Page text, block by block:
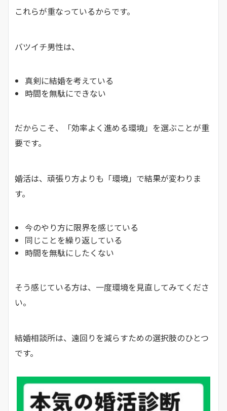
これらが重なっているからです。
バツイチ男性は、
真剣に結婚を考えている
時間を無駄にできない
だからこそ、「効率よく進める環境」を選ぶことが重
要です。
婚活は、頑張り方よりも「環境」で結果が変わりま
す。
今のやり方に限界を感じている
同じことを繰り返している
時間を無駄にしたくない
そう感じている方は、一度環境を見直してみてくださ
い。
結婚相談所は、遠回りを減らすための選択肢のひとつ
です。